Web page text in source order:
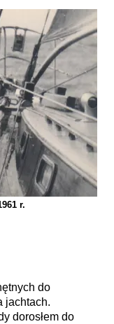
r.
do
jachtach.
dorosłem do